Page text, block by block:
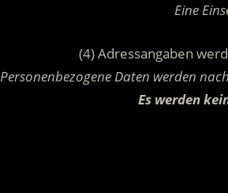
Eine
(4) Adressangaben
Personenbezogene Daten werden
Es werden